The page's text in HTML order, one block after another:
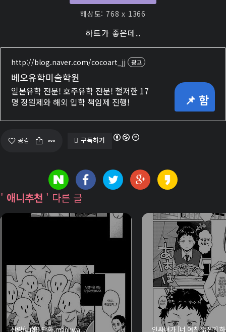
해상도: 768 x 1366
하트가 좋은데..
http://blog.naver.com/cocoart_jj 광고
베오유학미술학원
일본유학 전문! 호주유학 전문! 철저한 17
명 정원제와 해외 입학 책임제 진행!
📌 함
께 보
산랑
(山
娘) 만
화.m
anh
wa
음모
공감 구독하기
' 애니추천 ' 다른 글
산랑(山娘) 만화.manhwa 인싸녀가 [너 여친 없찐?]